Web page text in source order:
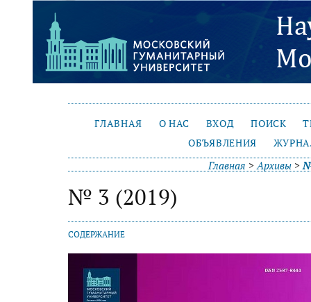
ГЛАВНАЯ О НАС ВХОД ПОИСК
ОБЪЯВЛЕНИЯ
Главная >Архивы>
№ 3 (2019)
СОДЕРЖАНИЕ